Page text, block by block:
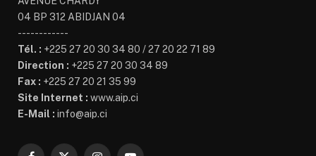
04 BP 312 ABIDJAN 04
------------
Tél. : +225 27 20 30 34 80 / 27 20 22 71 89
Direction : +225 27 20 30 34 89
Fax : +225 27 20 21 35 99
Site Internet : www.aip.ci
E-Mail : info@aip.ci